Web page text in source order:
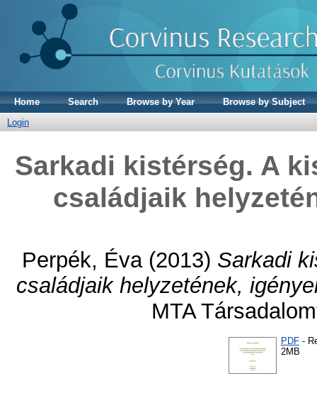
Home Search Browse by Year
Browse by Subject
Login
Sarkadi kistérség. A
családjaik
Perpék, Éva(2013) Sarkadi
családjaik helyzetének,
MTA
PDF-
2MB